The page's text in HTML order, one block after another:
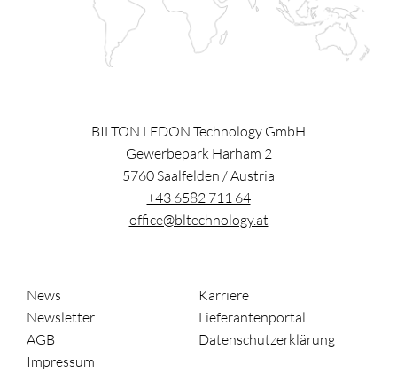
BILTON LEDON Technology GmbH
Gewerbepark Harham 2
5760Saalfelden /Austria
+43 6582 711 64
office@bltechnology.at
News
Karriere
Newsletter
Lieferantenportal
AGB
Datenschutzerklärung
Impressum